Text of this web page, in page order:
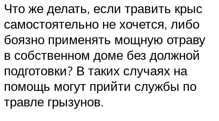
Что же делать, если травить крыс
самостоятельно не хочется, либо
боязно применять мощную отраву
в собственном доме без должной
подготовки? В таких случаях на
помощь могут прийти службы по
травле грызунов.